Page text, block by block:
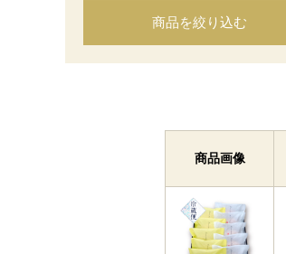
商品を絞り込む
商品画像